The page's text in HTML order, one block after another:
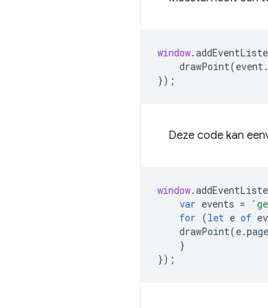
window.
drawPoint(event.
});
Deze code kan
window.
var events =
for (let e of
drawPoint(e.
}
});